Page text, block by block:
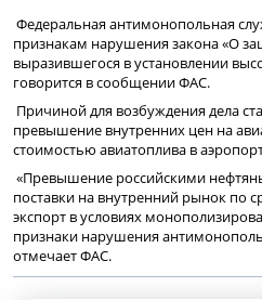
Федеральная антимонопольная
признакам нарушения закона «О
выразившегося в установлении
говорится в сообщении ФАС.
Причиной для возбуждения дела
превышение внутренних цен на
стоимостью авиатоплива в
«Превышение российскими
поставки на внутренний рынок по
экспорт в условиях
признаки нарушения
отмечает ФАС.